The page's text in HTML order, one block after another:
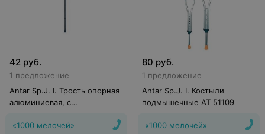
42 руб.
1 предложение
Antar Sp.J. I. Трость опорная
алюминиевая, с
«1000 мелочей»
80 руб.
1 предложение
Antar Sp.J. I. Костыли
подмышечные АТ 51109
«1000 мелочей»